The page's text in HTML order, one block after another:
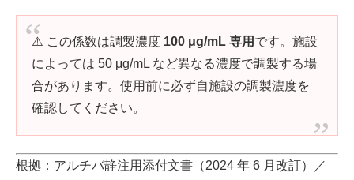
⚠️ この係数は調製濃度 100 μg/mL 専用 です。施設
によっては 50 μg/mL など異なる濃度で調製する場
合があります。使用前に必ず自施設の調製濃度を
確認してください。
根拠：アルチバ静注用添付文書（2024 年 6 月改訂）／